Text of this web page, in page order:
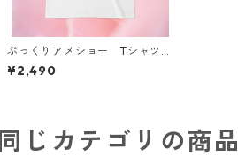
ぷっくりアメショー Tシャツ
【大人用】
¥2,490
じカテゴリの商品